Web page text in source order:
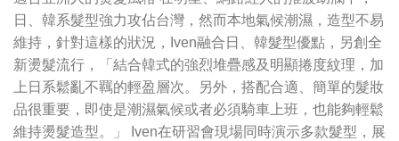
日、韓系髮型強力攻佔台灣，然而本地氣候潮濕，造型不易
維持，針對這樣的狀況，Iven融合日、韓髮型優點，另創全
新燙髮流行，「結合韓式的強烈堆疊感及明顯捲度紋理，加
上日系鬆亂不羈的輕盈層次。另外，搭配合適、簡單的髮妝
品很重要，即使是潮濕氣候或者必須騎車上班，也能夠輕鬆
維持燙髮造型。」 Iven在研習會現場同時演示多款髮型，展